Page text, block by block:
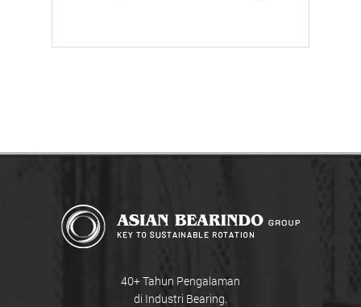
40+ Tahun Pengalaman
di Industri Bearing.